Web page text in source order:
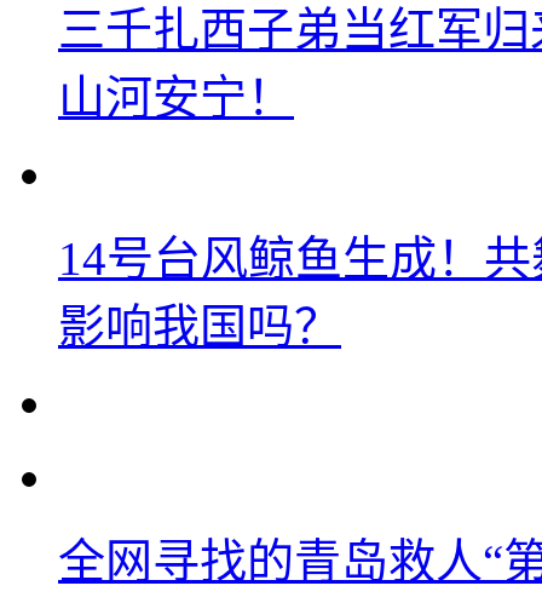
三千扎西子弟当红军
山河安宁！
14号台风鲸鱼生成！
影响我国吗？
全网寻找的青岛救人“